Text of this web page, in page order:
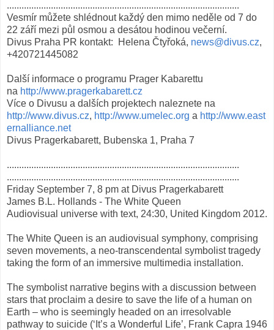
...............................................................................................
Vesmír můžete shlédnout každý den mimo neděle od 7 do
22 září mezi půl osmou a desátou hodinou večerní.
Divus Praha PR kontakt: Helena Čtyřoká, news@divus.cz,
+420721445082
Další informace o programu Prager Kabarettu
na http://www.pragerkabarett.cz
Více o Divusu a dalších projektech naleznete na
http://www.divus.cz, http://www.umelec.org a http://www.east
ernalliance.net
Divus Pragerkabarett, Bubenska 1, Praha 7
...............................................................................................
...............................................................................................
Friday September 7, 8 pm at Divus Pragerkabarett
James B.L. Hollands - The White Queen
Audiovisual universe with text, 24:30, United Kingdom 2012.
The White Queen is an audiovisual symphony, comprising
seven movements, a neo-transcendental symbolist tragedy
taking the form of an immersive multimedia installation.
The symbolist narrative begins with a discussion between
stars that proclaim a desire to save the life of a human on
Earth – who is seemingly headed on an irresolvable
pathway to suicide (‘It’s a Wonderful Life’, Frank Capra 1946